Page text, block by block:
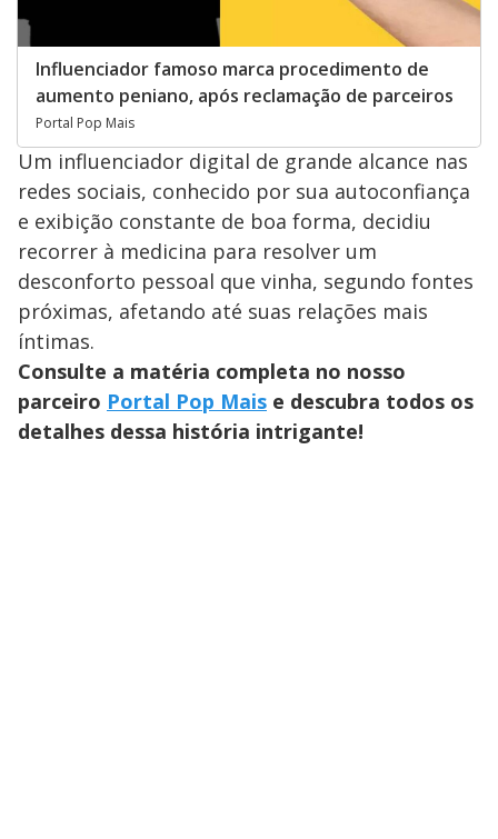
Influenciador famoso marca procedimento de
aumento peniano, após reclamação de parceiros
Portal Pop Mais
Um influenciador digital de grande alcance nas
redes sociais, conhecido por sua autoconfiança
e exibição constante de boa forma, decidiu
recorrer à medicina para resolver um
desconforto pessoal que vinha, segundo fontes
próximas, afetando até suas relações mais
íntimas.
Consulte a matéria completa no nosso
parceiro Portal Pop Mais e descubra todos os
detalhes dessa história intrigante!